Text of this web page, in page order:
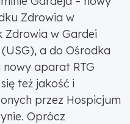
Zdrowia w
Zdrowia w Gardei
a do Ośrodka
aparat RTG
też jakość i
przez Hospicjum
Oprócz